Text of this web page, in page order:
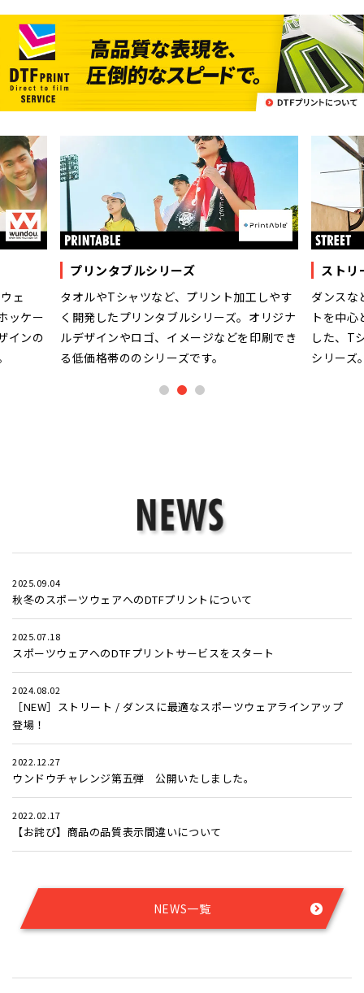
ェ
ッケー
インの
プリンタブルシリーズ
タオルやTシャツなど、プリント加工しやす
く開発したプリンタブルシリーズ。オリジナ
ルデザインやロゴ、イメージなどを印刷でき
る低価格帯ののシリーズです。
ストリ
ダンスな
トを中
した、T
シリーズ
3
2025.09.04
秋冬のスポーツウェアへのDTFプリントについて
2025.07.18
スポーツウェアへのDTFプリントサービスをスタート
2024.08.02
［NEW］ストリート / ダンスに最適なスポーツウェアラインアップ
登場！
2022.12.27
ウンドウチャレンジ第五弾 公開いたしました。
2022.02.17
【お詫び】商品の品質表示間違いについて
NEWS一覧